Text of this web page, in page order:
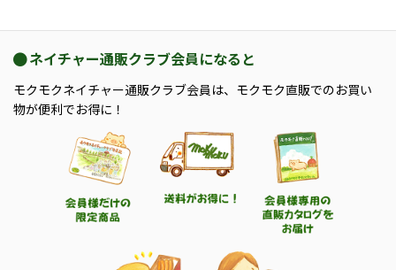
ネイチャー通販クラブ会員になると
モクモクネイチャー通販クラブ会員は、モクモク直販でのお買い
物が便利でお得に！